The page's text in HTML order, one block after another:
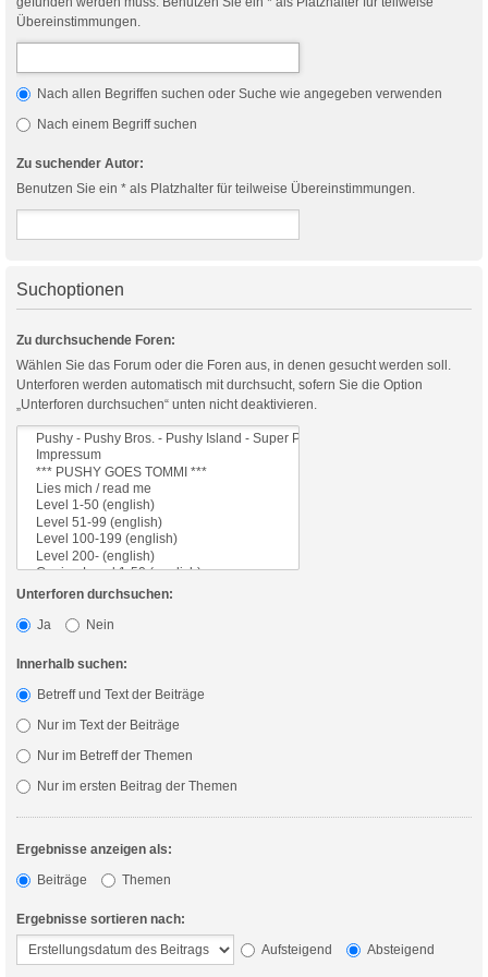
Übereinstimmungen.
Nach allen Begriffen suchen oder Suche wie angegeben verwenden
Nach einem Begriff suchen
Zu suchender Autor:
Benutzen Sie ein * als Platzhalter für teilweise Übereinstimmungen.
Suchoptionen
Zu durchsuchende Foren:
Wählen Sie das Forum oder die Foren aus, in denen gesucht werden soll.
Unterforen werden automatisch mit durchsucht, sofern Sie die Option
„Unterforen durchsuchen“ unten nicht deaktivieren.
Unterforen durchsuchen:
Ja
Nein
Innerhalb suchen:
Betreff und Text der Beiträge
Nur im Text der Beiträge
Nur im Betreff der Themen
Nur im ersten Beitrag der Themen
Ergebnisse anzeigen als:
Beiträge
Themen
Ergebnisse sortieren nach:
Aufsteigend
Absteigend